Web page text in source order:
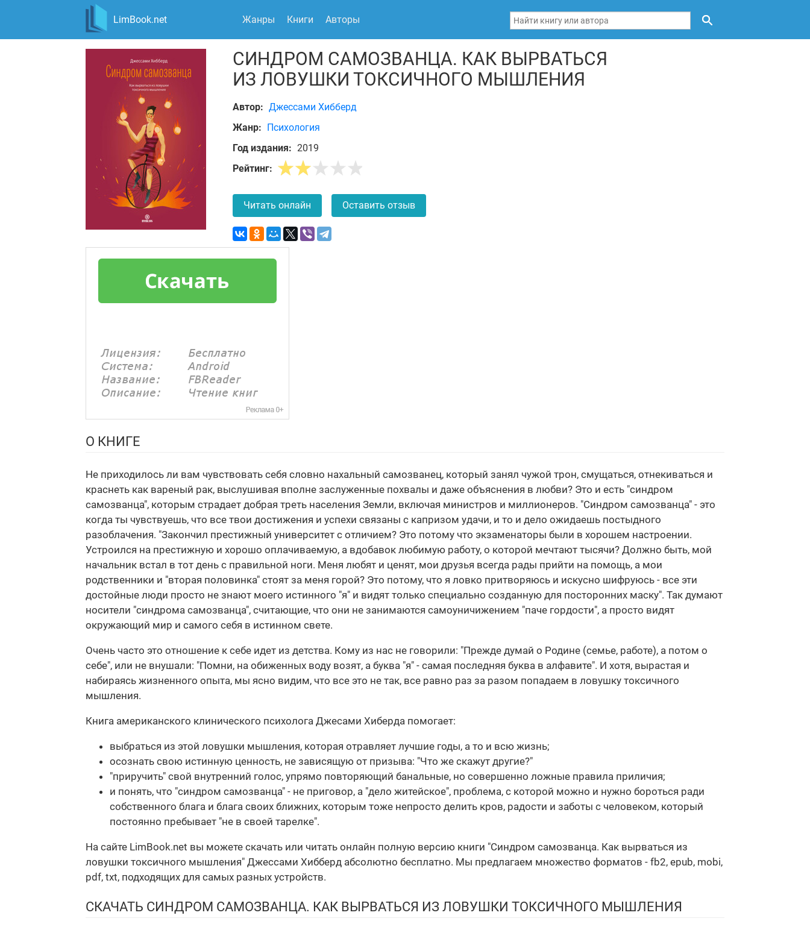
LimBook.net Жанры Книги Авторы
СИНДРОМ САМОЗВАНЦА. КАК ВЫРВАТЬСЯ
ИЗ ЛОВУШКИ ТОКСИЧНОГО МЫШЛЕНИЯ
Автор: Джессами Хибберд
Жанр: Психология
Год издания: 2019
Рейтинг:
Читать онлайн Оставить отзыв
О КНИГЕ
Не приходилось ли вам чувствовать себя словно нахальный самозванец, который занял чужой трон, смущаться, отнекиваться и
краснеть как вареный рак, выслушивая вполне заслуженные похвалы и даже объяснения в любви? Это и есть "синдром
самозванца", которым страдает добрая треть населения Земли, включая министров и миллионеров. "Синдром самозванца" - это
когда ты чувствуешь, что все твои достижения и успехи связаны с капризом удачи, и то и дело ожидаешь постыдного
разоблачения. "Закончил престижный университет с отличием? Это потому что экзаменаторы были в хорошем настроении.
Устроился на престижную и хорошо оплачиваемую, а вдобавок любимую работу, о которой мечтают тысячи? Должно быть, мой
начальник встал в тот день с правильной ноги. Меня любят и ценят, мои друзья всегда рады прийти на помощь, а мои
родственники и "вторая половинка" стоят за меня горой? Это потому, что я ловко притворяюсь и искусно шифруюсь - все эти
достойные люди просто не знают моего истинного "я" и видят только специально созданную для посторонних маску". Так думают
носители "синдрома самозванца", считающие, что они не занимаются самоуничижением "паче гордости", а просто видят
окружающий мир и самого себя в истинном свете.
Очень часто это отношение к себе идет из детства. Кому из нас не говорили: "Прежде думай о Родине (семье, работе), а потом о
себе", или не внушали: "Помни, на обиженных воду возят, а буква "я" - самая последняя буква в алфавите". И хотя, вырастая и
набираясь жизненного опыта, мы ясно видим, что все это не так, все равно раз за разом попадаем в ловушку токсичного
мышления.
Книга американского клинического психолога Джесами Хиберда помогает:
выбраться из этой ловушки мышления, которая отравляет лучшие годы, а то и всю жизнь;
осознать свою истинную ценность, не зависящую от призыва: "Что же скажут другие?"
"приручить" свой внутренний голос, упрямо повторяющий банальные, но совершенно ложные правила приличия;
и понять, что "синдром самозванца" - не приговор, а "дело житейское", проблема, с которой можно и нужно бороться ради
собственного блага и блага своих ближних, которым тоже непросто делить кров, радости и заботы с человеком, который
постоянно пребывает "не в своей тарелке".
На сайте LimBook.net вы можете скачать или читать онлайн полную версию книги "Синдром самозванца. Как вырваться из
ловушки токсичного мышления" Джессами Хибберд абсолютно бесплатно. Мы предлагаем множество форматов - fb2, epub, mobi,
pdf, txt, подходящих для самых разных устройств.
СКАЧАТЬ СИНДРОМ САМОЗВАНЦА. КАК ВЫРВАТЬСЯ ИЗ ЛОВУШКИ ТОКСИЧНОГО МЫШЛЕНИЯ